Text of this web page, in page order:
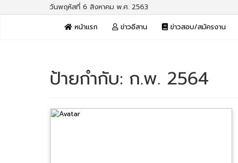
วันพฤหัสที่ 6 สิงหาคม พ.ศ. 2563
หน้าแรก
ข่าวอีสาน ข่าวสอบ/สมัครงาน
ป้ายกำกับ: ก.พ. 2564